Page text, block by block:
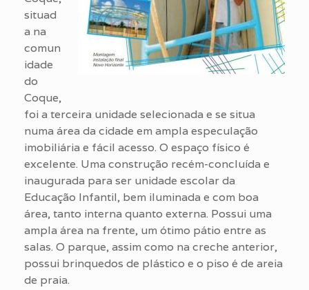
situad
a na
comun
idade
do
Coque,
foi a terceira unidade selecionada e se situa
numa área da cidade em ampla especulação
imobiliária e fácil acesso. O espaço físico é
excelente. Uma construção recém-concluída e
inaugurada para ser unidade escolar da
Educação Infantil, bem iluminada e com boa
área, tanto interna quanto externa. Possui uma
ampla área na frente, um ótimo pátio entre as
salas. O parque, assim como na creche anterior,
possui brinquedos de plástico e o piso é de areia
de praia.